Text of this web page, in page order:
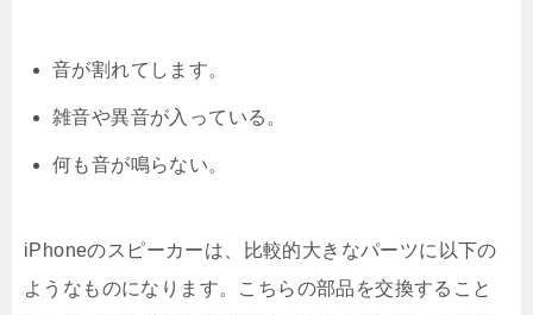
音が割れてします。
雑音や異音が入っている。
何も音が鳴らない。
iPhoneのスピーカーは、比較的大きなパーツに以下の
ようなものになります。こちらの部品を交換すること